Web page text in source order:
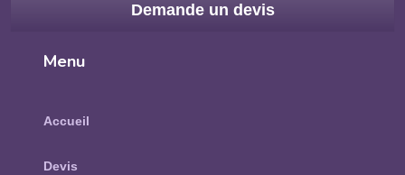
Demande un devis
Menu
Accueil
Devis